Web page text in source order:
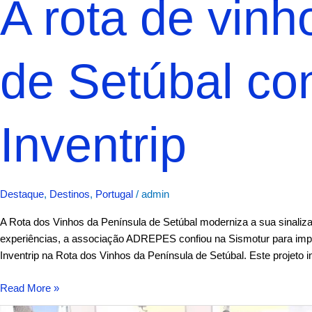
A rota de
de Setúbal
Inventrip
Destaque, Destinos, Portugal / admin
A Rota dos Vinhos da Península de Setúbal moderniza a sua
experiências, a associação ADREPES confiou na Sismotur para
Inventrip na Rota dos Vinhos da Península de Setúbal. Este projeto
Read More »